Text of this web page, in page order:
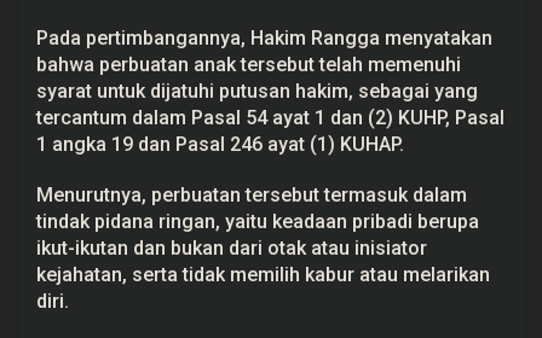
a
n
A
n
a
k
e
b
a
g
a
i
Pada pertimbangannya, Hakim Rangga menyatakan
bahwa perbuatan anak tersebut telah memenuhi
syarat untuk dijatuhi putusan hakim, sebagai yang
tercantum dalam Pasal 54 ayat 1 dan (2) KUHP, Pasal
1 angka 19 dan Pasal 246 ayat (1) KUHAP.
Menurutnya, perbuatan tersebut termasuk dalam
tindak pidana ringan, yaitu keadaan pribadi berupa
ikut-ikutan dan bukan dari otak atau inisiator
kejahatan, serta tidak memilih kabur atau melarikan
diri.